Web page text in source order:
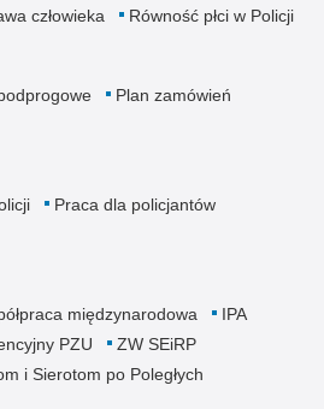
człowieka Równość płci w Policji
Plan zamówień
Praca dla policjantów
międzynarodowa
IPA
PZU
ZW SEiRP
i Sierotom po Poległych